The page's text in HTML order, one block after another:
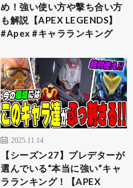
め！強い使い方や撃ち合い方
も解説【APEX LEGENDS】
#Apex #キャラランキング
2025.11.14
【シーズン27】プレデターが
選んでいる“本当に強い”キャ
ラランキング！【APEX